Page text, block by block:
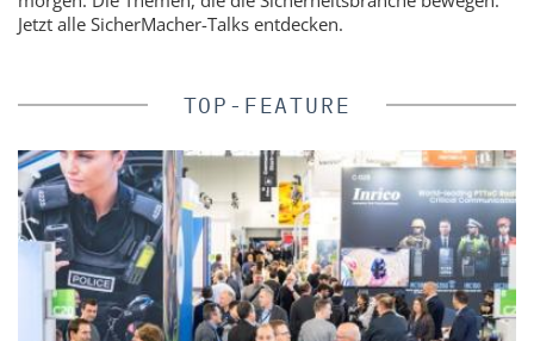
Jetzt alle SicherMacher-Talks entdecken.
TOP-FEATURE